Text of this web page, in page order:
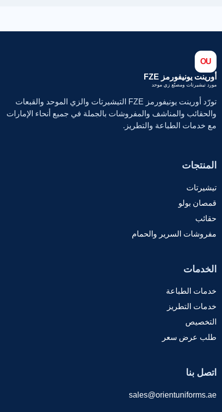
OU
أورينت يونيفورمز FZE
مورد تيشيرتات ومصنّع زي موحد
تورّد أورينت يونيفورمز FZE التيشيرتات والزي الموحد والقبعات
والحقائب والمناشف والمفروشات بالجملة في جميع أنحاء الإمارات
مع خدمات الطباعة والتطريز.
المنتجات
تيشيرتات
قمصان بولو
حقائب
مفروشات السرير والحمام
الخدمات
خدمات الطباعة
خدمات التطريز
التخصيص
طلب عرض سعر
اتصل بنا
sales@orientuniforms.ae